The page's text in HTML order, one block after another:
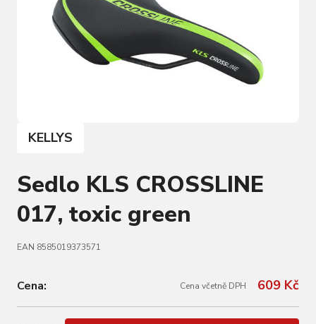
KELLYS
Sedlo KLS CROSSLINE
017, toxic green
EAN 8585019373571
Cena: Cena včetně DPH 609 Kč